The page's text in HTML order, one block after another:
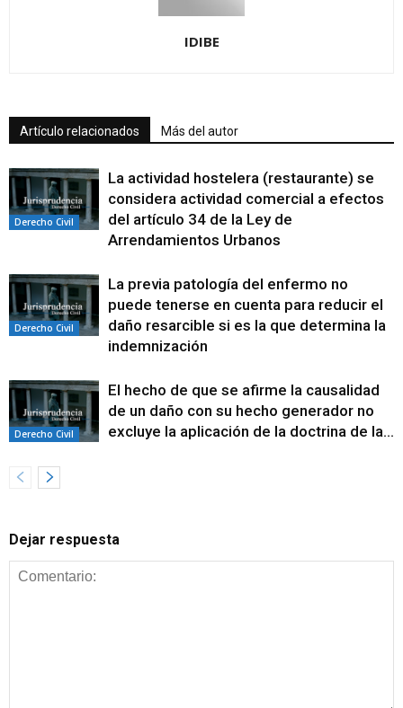
IDIBE
Artículo relacionados Más del autor
Derecho Civil
La actividad hostelera (restaurante) se
considera actividad comercial a efectos
del artículo 34 de la Ley de
Arrendamientos Urbanos
Derecho Civil
La previa patología del enfermo no
puede tenerse en cuenta para reducir el
daño resarcible si es la que determina la
indemnización
Derecho Civil
El hecho de que se afirme la causalidad
de un daño con su hecho generador no
excluye la aplicación de la doctrina de la...
Dejar respuesta